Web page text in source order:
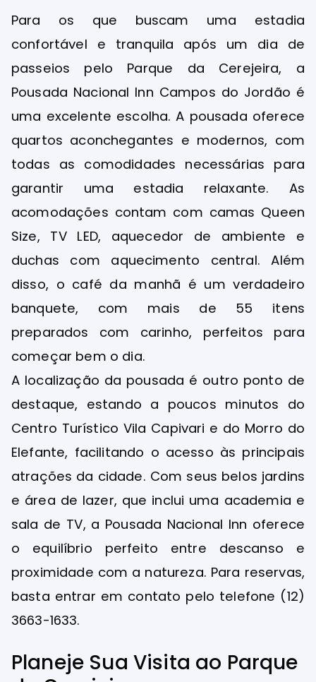
Para os que buscam uma estadia
confortável e tranquila após um dia de
passeios pelo Parque da Cerejeira, a
Pousada Nacional Inn Campos do Jordão é
uma excelente escolha. A pousada oferece
quartos aconchegantes e modernos, com
todas as comodidades necessárias para
garantir uma estadia relaxante. As
acomodações contam com camas Queen
Size, TV LED, aquecedor de ambiente e
duchas com aquecimento central. Além
disso, o café da manhã é um verdadeiro
banquete, com mais de 55 itens
preparados com carinho, perfeitos para
começar bem o dia.
A localização da pousada é outro ponto de
destaque, estando a poucos minutos do
Centro Turístico Vila Capivari e do Morro do
Elefante, facilitando o acesso às principais
atrações da cidade. Com seus belos jardins
e área de lazer, que inclui uma academia e
sala de TV, a Pousada Nacional Inn oferece
o equilíbrio perfeito entre descanso e
proximidade com a natureza. Para reservas,
basta entrar em contato pelo telefone (12)
3663-1633.
Planeje Sua Visita ao Parque